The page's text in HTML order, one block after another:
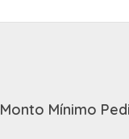
Monto Mínimo